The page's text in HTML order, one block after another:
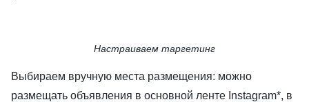
Настраиваем таргетинг
Выбираем вручную места размещения: можно
размещать объявления в основной ленте Instagram*, в